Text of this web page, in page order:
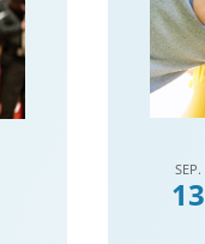
SEP.
13